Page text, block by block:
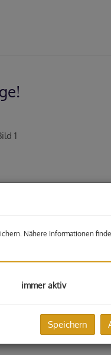
Nähere Informationen
immer aktiv
Speichern